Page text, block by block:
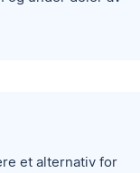
et alternativ for